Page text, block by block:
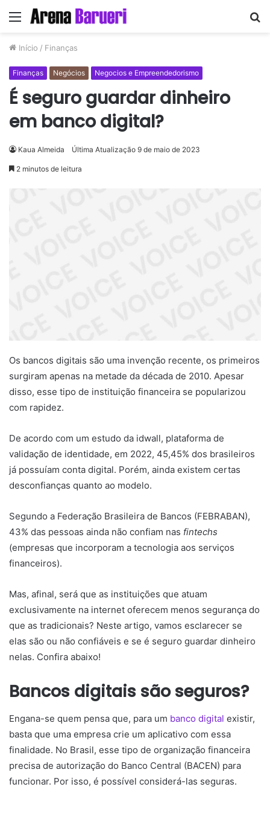
Menu
Início / Finanças
Finanças Negócios Negocios e Empreendedorismo
É seguro guardar dinheiro
em banco digital?
Kaua Almeida Última Atualização 9 de maio de 2023
2 minutos de leitura
Os bancos digitais são uma invenção recente, os primeiros
surgiram apenas na metade da década de 2010. Apesar
disso, esse tipo de instituição financeira se popularizou
com rapidez.
De acordo com um estudo da idwall, plataforma de
validação de identidade, em 2022, 45,45% dos brasileiros
já possuíam conta digital. Porém, ainda existem certas
desconfianças quanto ao modelo.
Segundo a Federação Brasileira de Bancos (FEBRABAN),
43% das pessoas ainda não confiam nas fintechs
(empresas que incorporam a tecnologia aos serviços
financeiros).
Mas, afinal, será que as instituições que atuam
exclusivamente na internet oferecem menos segurança do
que as tradicionais? Neste artigo, vamos esclarecer se
elas são ou não confiáveis e se é seguro guardar dinheiro
nelas. Confira abaixo!
Bancos digitais são seguros?
Engana-se quem pensa que, para um banco digital existir,
basta que uma empresa crie um aplicativo com essa
finalidade. No Brasil, esse tipo de organização financeira
precisa de autorização do Banco Central (BACEN) para
funcionar. Por isso, é possível considerá-las seguras.